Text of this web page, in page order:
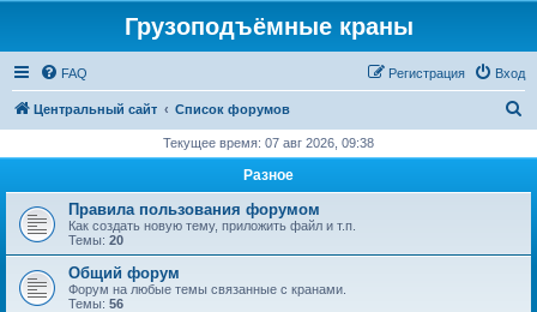
Грузоподъёмные краны
FAQ Вход
Регистрация
Центральный сайт Список форумов
с
Текущее время: 07 авг 2026, 09:38
Разное
Правила пользования форумом
Как создать новую тему, приложить файл и т.п.
Темы: 20
Общий форум
Форум на любые темы связанные с кранами.
Темы: 56